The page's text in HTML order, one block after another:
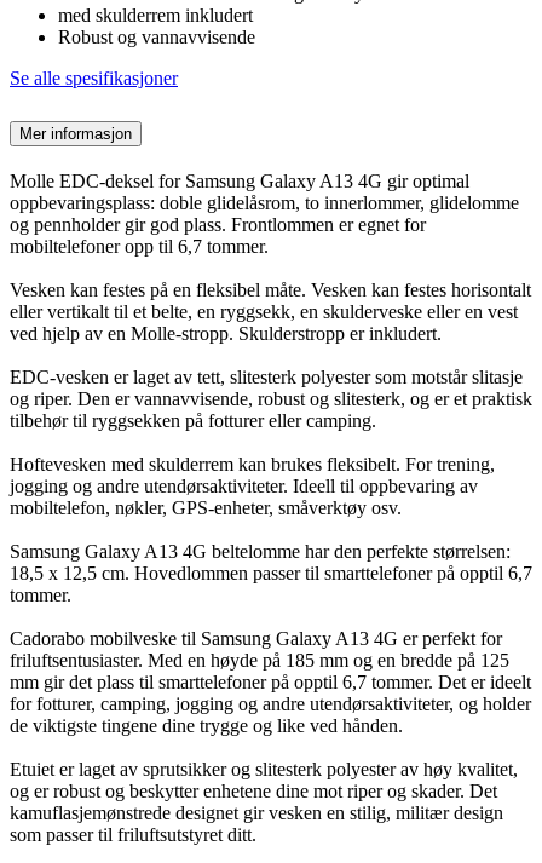
med skulderrem inkludert
Robust og vannavvisende
Se alle spesifikasjoner
Mer informasjon
Molle EDC-deksel for Samsung Galaxy A13 4G gir optimal
oppbevaringsplass: doble glidelåsrom, to innerlommer, glidelomme
og pennholder gir god plass. Frontlommen er egnet for
mobiltelefoner opp til 6,7 tommer.
Vesken kan festes på en fleksibel måte. Vesken kan festes horisontalt
eller vertikalt til et belte, en ryggsekk, en skulderveske eller en vest
ved hjelp av en Molle-stropp. Skulderstropp er inkludert.
EDC-vesken er laget av tett, slitesterk polyester som motstår slitasje
og riper. Den er vannavvisende, robust og slitesterk, og er et praktisk
tilbehør til ryggsekken på fotturer eller camping.
Hoftevesken med skulderrem kan brukes fleksibelt. For trening,
jogging og andre utendørsaktiviteter. Ideell til oppbevaring av
mobiltelefon, nøkler, GPS-enheter, småverktøy osv.
Samsung Galaxy A13 4G beltelomme har den perfekte størrelsen:
18,5 x 12,5 cm. Hovedlommen passer til smarttelefoner på opptil 6,7
tommer.
Cadorabo mobilveske til Samsung Galaxy A13 4G er perfekt for
friluftsentusiaster. Med en høyde på 185 mm og en bredde på 125
mm gir det plass til smarttelefoner på opptil 6,7 tommer. Det er ideelt
for fotturer, camping, jogging og andre utendørsaktiviteter, og holder
de viktigste tingene dine trygge og like ved hånden.
Etuiet er laget av sprutsikker og slitesterk polyester av høy kvalitet,
og er robust og beskytter enhetene dine mot riper og skader. Det
kamuflasjemønstrede designet gir vesken en stilig, militær design
som passer til friluftsutstyret ditt.